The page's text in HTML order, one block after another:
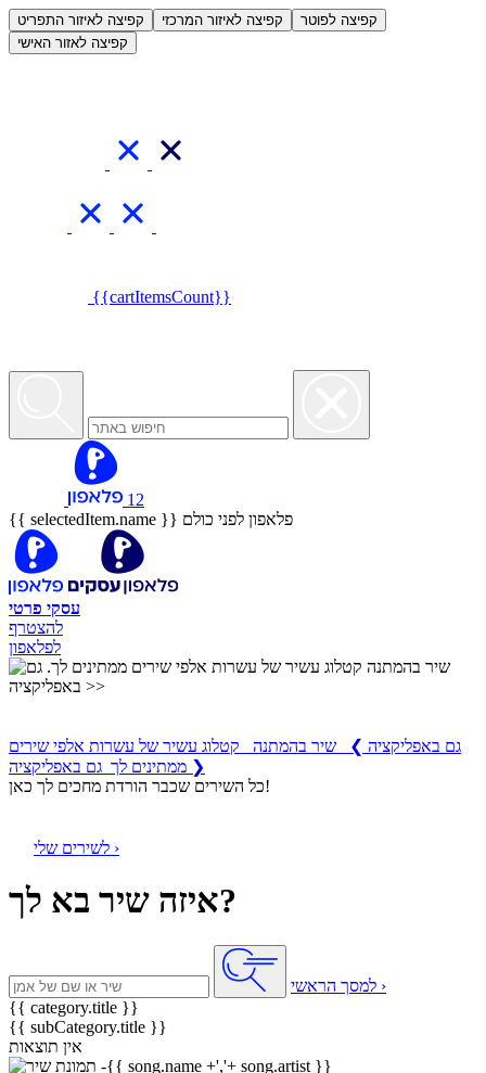
קפיצה לאיזור התפריט קפיצה לאיזור המרכזי
קפיצה לפוטר
קפיצה לאזור האישי
{{cartItemsCount}}
12
{{ selectedItem.name }} פלאפון לפני כולם
עסקי פרטי
להצטרף
לפלאפון
גם באפליקציה ❯
שיר בהמתנה קטלוג עשיר של עשרות אלפי שירים
ממתינים לך גם באפליקציה ❯
כל השירים שכבר הורדת מחכים לך כאן!
לשירים שלי ›
איזה שיר בא לך?
למסך הראשי ›
{{ category.title }}
{{ subCategory.title }}
אין תוצאות